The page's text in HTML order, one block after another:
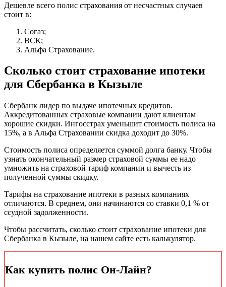
Дешевле всего полис страхования от несчастных случаев
стоит в:
Согаз;
ВСК;
Альфа Страхование.
Сколько стоит страхование ипотеки
для Сбербанка в Кызыле
Сбербанк лидер по выдаче ипотечных кредитов.
Аккредитованных страховые компании дают клиентам
хорошие скидки. Ингосстрах уменьшит стоимость полиса на
15%, а в Альфа Страховании скидка доходит до 30%.
Стоимость полиса определяется суммой долга банку. Чтобы
узнать окончательный размер страховой суммы ее надо
умножить на страховой тариф компании и вычесть из
полученной суммы скидку.
Тарифы на страхование ипотеки в разных компаниях
отличаются. В среднем, они начинаются со ставки 0,1 % от
ссудной задолженности.
Чтобы рассчитать, сколько стоит страхование ипотеки для
Сбербанка в Кызыле, на нашем сайте есть калькулятор.
Как купить полис Он-Лайн?